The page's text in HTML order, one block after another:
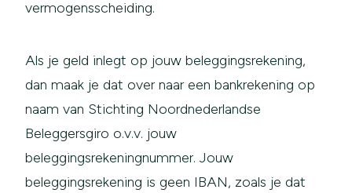
vermogensscheiding.
Als je geld inlegt op jouw beleggingsrekening,
dan maak je dat over naar een bankrekening op
naam van Stichting Noordnederlandse
Beleggersgiro o.v.v. jouw
beleggingsrekeningnummer. Jouw
beleggingsrekening is geen IBAN, zoals je dat